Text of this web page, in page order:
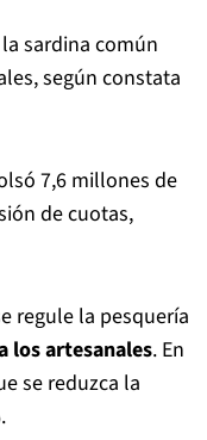
sardina común
según constata
7,6 millones de
de cuotas,
regule la pesquería
los artesanales. En
se reduzca la